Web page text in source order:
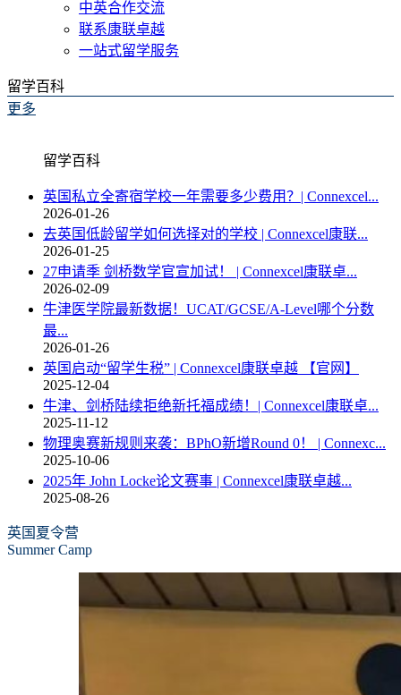
中英合作交流
联系康联卓越
一站式留学服务
留学百科
更多
留学百科
英国私立全寄宿学校一年需要多少费用？| Connexcel...
2026-01-26
去英国低龄留学如何选择对的学校 | Connexcel康联...
2026-01-25
27申请季 剑桥数学官宣加试！ | Connexcel康联卓...
2026-02-09
牛津医学院最新数据！UCAT/GCSE/A-Level哪个分数
最...
2026-01-26
英国启动“留学生税” | Connexcel康联卓越 【官网】
2025-12-04
牛津、剑桥陆续拒绝新托福成绩！| Connexcel康联卓...
2025-11-12
物理奥赛新规则来袭：BPhO新增Round 0！ | Connexc...
2025-10-06
2025年 John Locke论文赛事 | Connexcel康联卓越...
2025-08-26
英国夏令营
Summer Camp